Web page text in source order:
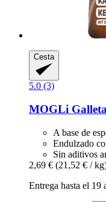
Cesta
5.0 (3)
MOGLi
A base de
Endulzado
Sin aditivos
2,69 € (21,52 € /
Entrega hasta el 19